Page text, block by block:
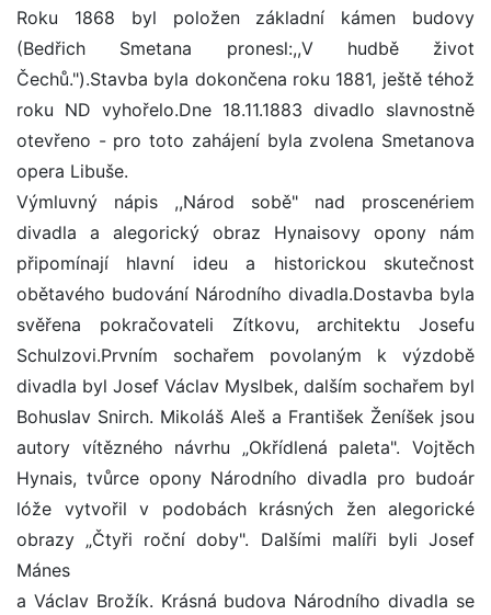
Roku 1868 byl položen základní kámen budovy
(Bedřich Smetana pronesl:,,V hudbě život
Čechů.").Stavba byla dokončena roku 1881, ještě téhož
roku ND vyhořelo.Dne 18.11.1883 divadlo slavnostně
otevřeno - pro toto zahájení byla zvolena Smetanova
opera Libuše.
Výmluvný nápis ,,Národ sobě" nad proscenériem
divadla a alegorický obraz Hynaisovy opony nám
připomínají hlavní ideu a historickou skutečnost
obětavého budování Národního divadla.Dostavba byla
svěřena pokračovateli Zítkovu, architektu Josefu
Schulzovi.Prvním sochařem povolaným k výzdobě
divadla byl Josef Václav Myslbek, dalším sochařem byl
Bohuslav Snirch. Mikoláš Aleš a František Ženíšek jsou
autory vítězného návrhu „Okřídlená paleta". Vojtěch
Hynais, tvůrce opony Národního divadla pro budoár
lóže vytvořil v podobách krásných žen alegorické
obrazy „Čtyři roční doby". Dalšími malíři byli Josef
Mánes
a Václav Brožík. Krásná budova Národního divadla se